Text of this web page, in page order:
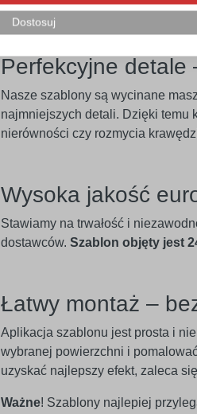
niepylące powierzchnie.
Perfekcyjne detale
Nasze szablony są wycinane
najmniejszych detali. Dzięki temu
nierówności czy rozmycia
Wysoka jakość
Stawiamy na trwałość i
dostawców. Szablon objęty jest
Łatwy montaż –
Aplikacja szablonu jest prosta i
wybranej powierzchni i
uzyskać najlepszy efekt, zaleca
Ważne! Szablony najlepiej
Dostosuj